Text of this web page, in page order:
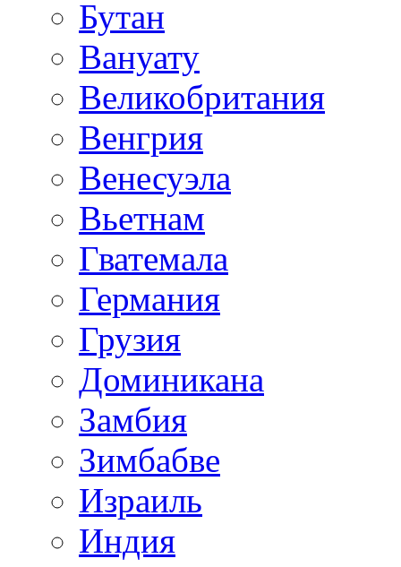
Бутан
Вануату
Великобритания
Венгрия
Венесуэла
Вьетнам
Гватемала
Германия
Грузия
Доминикана
Замбия
Зимбабве
Израиль
Индия